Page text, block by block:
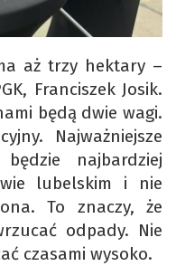
aż trzy hektary –
Franciszek Josik.
będą dwie wagi.
Najważniejsze
najbardziej
lubelskim i nie
To znaczy, że
odpady. Nie
czasami wysoko.